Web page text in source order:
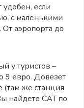
удобен, если
с маленькими
аэропорта до
у туристов –
9 евро. Довезет
(там же станция
найдете CAT по